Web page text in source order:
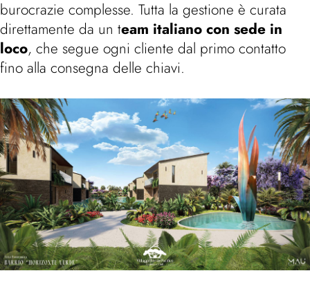
burocrazie complesse. Tutta la gestione è curata
direttamente da un team italiano con sede in
loco, che segue ogni cliente dal primo contatto
fino alla consegna delle chiavi.